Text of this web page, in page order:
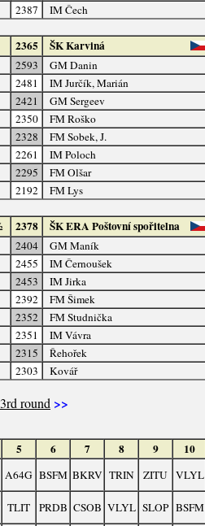
2387 IM Čech
2365 ŠK Karviná
2593
GM Danin
2481
IM Jurčík, Marián
2421
GM Sergeev
2350
FM Roško
2328
FM Sobek, J.
2261
IM Poloch
2295
FM Olšar
2192 FM Lys
2378 ŠK ERA Poštovní spořitelna
2404
GM Maník
2455
IM Černoušek
2453
IM Jirka
2392
FM Šimek
2352
FM Studnička
2351
IM Vávra
2315
Řehořek
2303 Kovář
round >>
5 6 7 8 9 10
A64G BSFM BKRV TRIN ZITU VLYL
TLIT PRDB CSOB VLYL SLOP BSFM